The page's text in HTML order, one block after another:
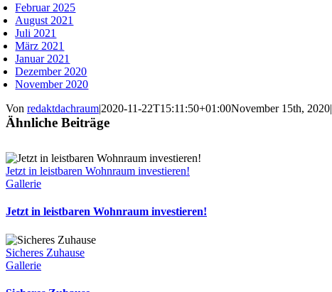
Februar 2025
August 2021
Juli 2021
März 2021
Januar 2021
Dezember 2020
November 2020
Von redaktdachraum|2020-11-22T15:11:50+01:00November 15th, 2020|
Ähnliche Beiträge
Jetzt in leistbaren Wohnraum investieren!
Gallerie
Jetzt in leistbaren Wohnraum investieren!
Sicheres Zuhause
Gallerie